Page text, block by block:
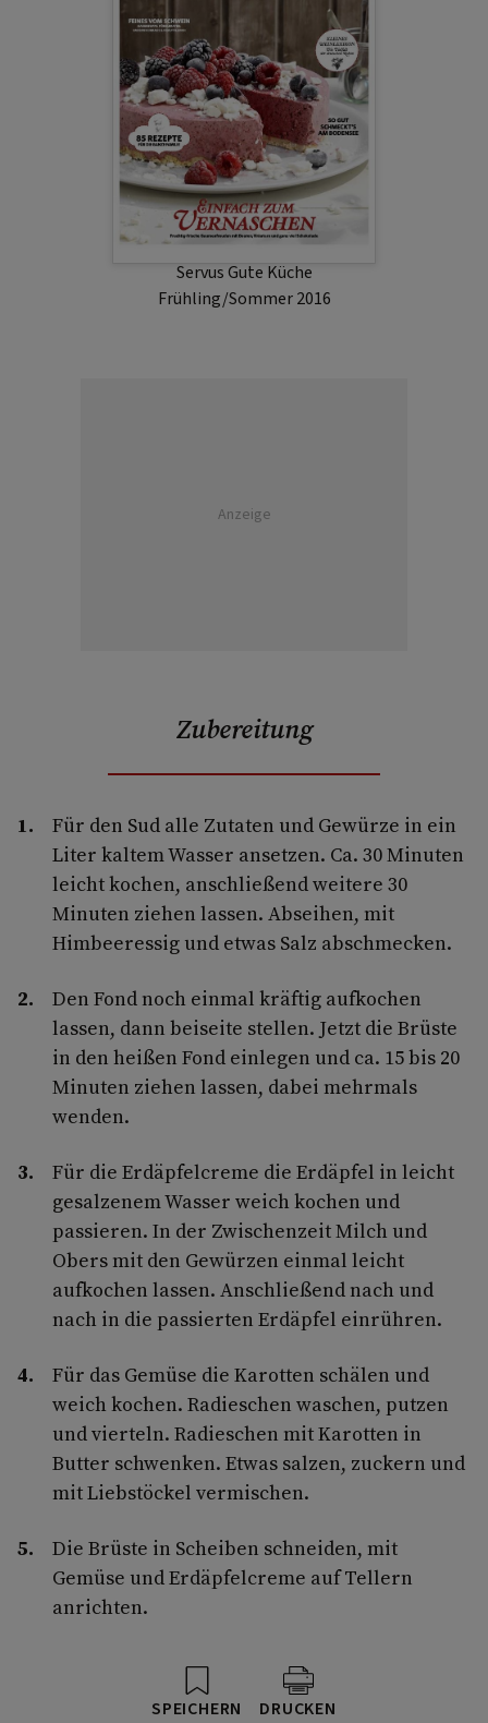
Servus Gute Küche
Frühling/Sommer 2016
Anzeige
Zubereitung
Für den Sud alle Zutaten und Gewürze in ein
Liter kaltem Wasser ansetzen. Ca. 30 Minuten
leicht kochen, anschließend weitere 30
Minuten ziehen lassen. Abseihen, mit
Himbeeressig und etwas Salz abschmecken.
Den Fond noch einmal kräftig aufkochen
lassen, dann beiseite stellen. Jetzt die Brüste
in den heißen Fond einlegen und ca. 15 bis 20
Minuten ziehen lassen, dabei mehrmals
wenden.
Für die Erdäpfelcreme die Erdäpfel in leicht
gesalzenem Wasser weich kochen und
passieren. In der Zwischenzeit Milch und
Obers mit den Gewürzen einmal leicht
aufkochen lassen. Anschließend nach und
nach in die passierten Erdäpfel einrühren.
Für das Gemüse die Karotten schälen und
weich kochen. Radieschen waschen, putzen
und vierteln. Radieschen mit Karotten in
Butter schwenken. Etwas salzen, zuckern und
mit Liebstöckel vermischen.
Die Brüste in Scheiben schneiden, mit
Gemüse und Erdäpfelcreme auf Tellern
anrichten.
SPEICHERN DRUCKEN